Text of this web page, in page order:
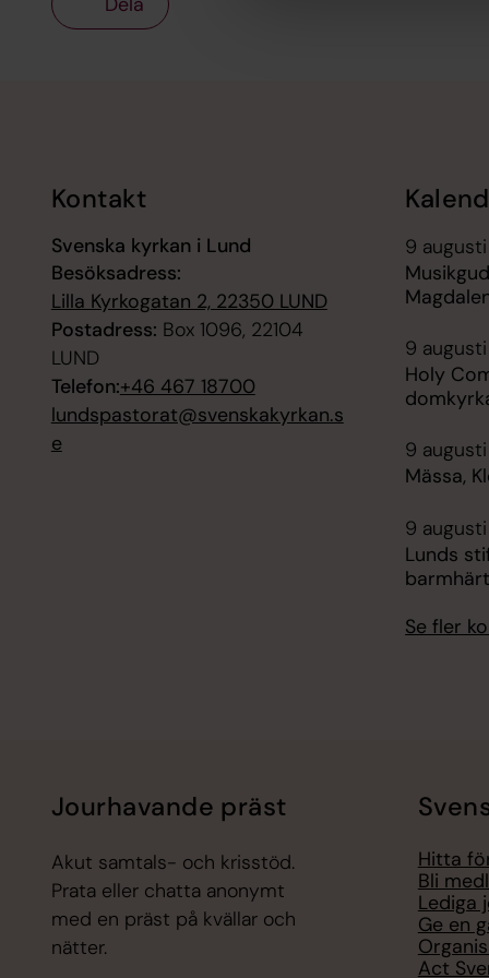
Kontakt
Svenska kyrkan i Lund
Besöksadress:
Lilla Kyrkogatan 2, 22350 LUND
Postadress: Box 1096, 22104
LUND
Telefon:+46 467 18700
lundspastorat@svenskakyrkan.s
e
9 augusti
9 augusti
Holy
9
Mässa,
9 augusti
Lunds
Se fler
Jourhavande präst
Akut samtals- och krisstöd.
Prata eller chatta anonymt
med en präst på kvällar och
nätter.
Hitta
Bli
Lediga
Ge en
Act